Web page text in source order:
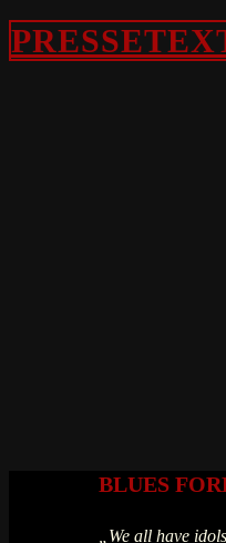
BLUES
„We all have